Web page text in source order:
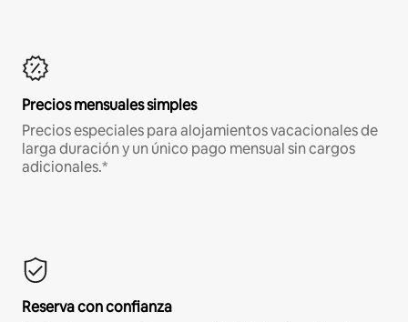
Precios mensuales simples
Precios especiales para alojamientos vacacionales de
larga duración y un único pago mensual sin cargos
adicionales.*
Reserva con confianza